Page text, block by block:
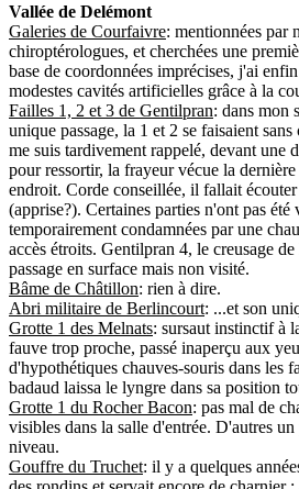
Vallée de Delémont
Galeries de Courfaivre: mentionnées par
chiroptérologues, et cherchées une
base de coordonnées imprécises, j'ai
modestes cavités artificielles grâce à la
Failles 1, 2 et 3 de Gentilpran: dans mon
unique passage, la 1 et 2 se faisaient
me suis tardivement rappelé, devant une
pour ressortir, la frayeur vécue la
endroit. Corde conseillée, il fallait
(apprise?). Certaines parties n'ont pas été
temporairement condamnées par une
accès étroits. Gentilpran 4, le creusage de
passage en surface mais non visité.
Bâme de Châtillon: rien à dire.
Abri militaire de Berlincourt: ...et son
Grotte 1 des Melnats: sursaut instinctif à
fauve trop proche, passé inaperçu aux
d'hypothétiques chauves-souris dans les
badaud laissa le lyngre dans sa position
Grotte 1 du Rocher Bacon: pas mal de
visibles dans la salle d'entrée. D'autres
niveau.
Gouffre du Truchet: il y a quelques